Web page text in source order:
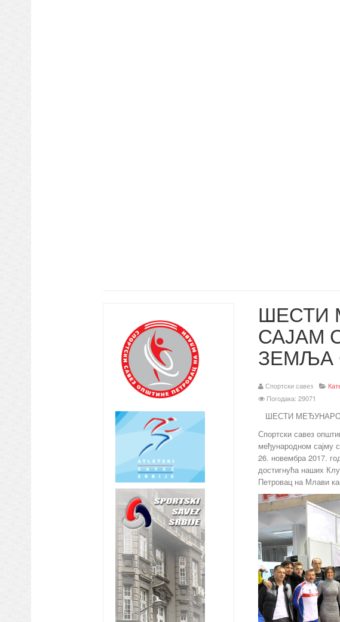
ШЕСТИ
САЈАМ
ЗЕМЉА
Спортски савез
Погодака: 29071
ШЕСТИ
Спортски савез
међународном сајму
26. новембра 2017.
достигнућа наших
Петровац на Млави